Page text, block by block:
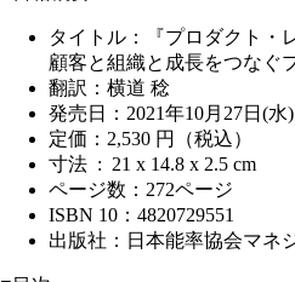
タイトル：『プロダクト・
顧客と組織と成長をつなぐ
翻訳：横道 稔
発売日：2021年10月27日(水)
定価：2,530 円（税込）
寸法 ‏ : ‎ 21 x 14.8 x 2.5 cm
ページ数：272ページ
ISBN 10：4820729551
出版社：日本能率協会マネ